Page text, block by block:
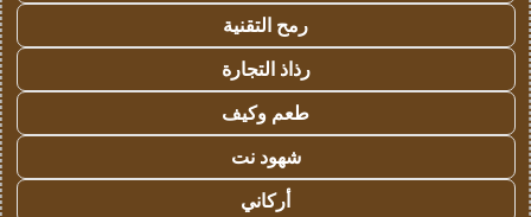
رمح التقنية
رذاذ التجارة
طعم وكيف
شهود نت
أركاني